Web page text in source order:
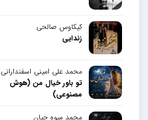
کیکاوس صالحی
زندایی
محمد علی امینی اسفندارانی
تو باور خیال من (هوش
مصنوعی)
محمد میوه چیان